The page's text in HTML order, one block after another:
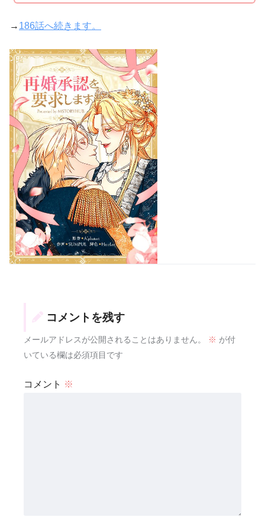
→ 186話へ続きます。
コメントを残す
メールアドレスが公開されることはありません。 ※ が付
いている欄は必須項目です
コメント ※